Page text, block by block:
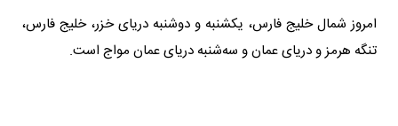
امروز شمال خلیج فارس، یکشنبه و دوشنبه دریای خزر، خلیج فارس،
تنگه هرمز و دریای عمان و سه‌شنبه دریای عمان مواج است.